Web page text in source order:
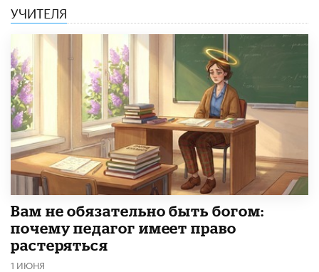
УЧИТЕЛЯ
​Вам не обязательно быть богом:
почему педагог имеет право
растеряться
1 ИЮНЯ